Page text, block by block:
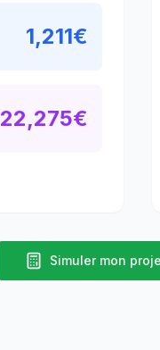
1,211€
22,275€
Simuler mon